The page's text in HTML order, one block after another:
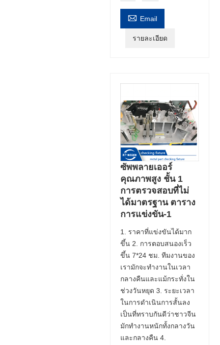
 Email
รายละเอียด
ซัพพลายเออร์
คุณภาพสูง ชั้น 1
การตรวจสอบที่ไม่
ได้มาตรฐาน ตาราง
การแข่งขัน-1
1. ราคาที่แข่งขันได้มาก
ขึ้น 2. การตอบสนองเร็ว
ขึ้น 7*24 ชม. ทีมงานของ
เรามักจะทำงานในเวลา
กลางคืนและแม้กระทั่งใน
ช่วงวันหยุด 3. ระยะเวลา
ในการดำเนินการสั้นลง
เป็นที่ทราบกันดีว่าชาวจีน
มักทำงานหนักทั้งกลางวัน
และกลางคืน 4.